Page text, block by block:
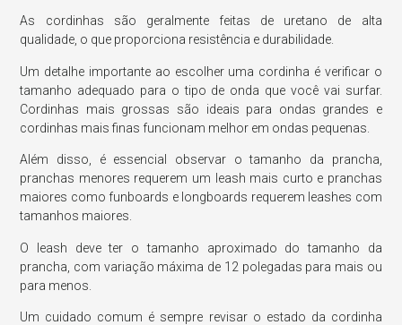
As cordinhas são geralmente feitas de uretano de alta
qualidade, o que proporciona resistência e durabilidade.
Um detalhe importante ao escolher uma cordinha é verificar o
tamanho adequado para o tipo de onda que você vai surfar.
Cordinhas mais grossas são ideais para ondas grandes e
cordinhas mais finas funcionam melhor em ondas pequenas.
Além disso, é essencial observar o tamanho da prancha,
pranchas menores requerem um leash mais curto e pranchas
maiores como funboards e longboards requerem leashes com
tamanhos maiores.
O leash deve ter o tamanho aproximado do tamanho da
prancha, com variação máxima de 12 polegadas para mais ou
para menos.
Um cuidado comum é sempre revisar o estado da cordinha